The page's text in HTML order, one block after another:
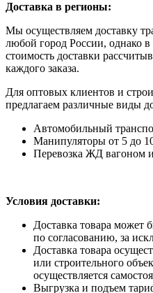
Доставка в регионы:
Мы осуществляем доставку
любой город России, однако в
стоимость доставки
каждого заказа.
Для оптовых клиентов и
предлагаем различные виды
Автомобильный
Манипуляторы от 5 до
Перевозка ЖД вагоном
Условия доставки:
Доставка товара может
по согласованию, за
Доставка товара
или строительного
осуществляется
Выгрузка и подъем